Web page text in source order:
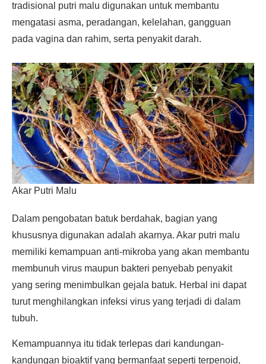
tradisional putri malu digunakan untuk membantu
mengatasi asma, peradangan, kelelahan, gangguan
pada vagina dan rahim, serta penyakit darah.
Akar Putri Malu
Dalam pengobatan batuk berdahak, bagian yang
khususnya digunakan adalah akarnya. Akar putri malu
memiliki kemampuan anti-mikroba yang akan membantu
membunuh virus maupun bakteri penyebab penyakit
yang sering menimbulkan gejala batuk. Herbal ini dapat
turut menghilangkan infeksi virus yang terjadi di dalam
tubuh.
Kemampuannya itu tidak terlepas dari kandungan-
kandungan bioaktif yang bermanfaat seperti terpenoid,